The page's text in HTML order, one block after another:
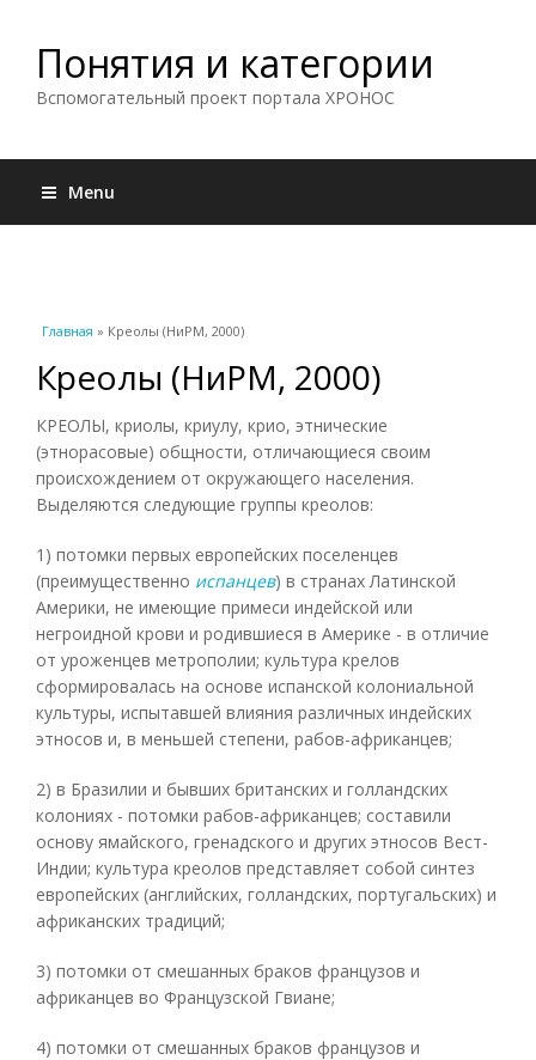
Понятия и категории
Вспомогательный проект портала ХРОНОС
Menu
Вы здесь
Главная » Креолы (НиРМ, 2000)
Креолы (НиРМ, 2000)
КРЕОЛЫ, криолы, криулу, крио, этнические
(этнорасовые) общности, отличающиеся своим
происхождением от окружающего населения.
Выделяются следующие группы креолов:
1) потомки первых европейских поселенцев
(преимущественно испанцев) в странах Латинской
Америки, не имеющие примеси индейской или
негроидной крови и родившиеся в Америке - в отличие
от уроженцев метрополии; культура крелов
сформировалась на основе испанской колониальной
культуры, испытавшей влияния различных индейских
этносов и, в меньшей степени, рабов-африканцев;
2) в Бразилии и бывших британских и голландских
колониях - потомки рабов-африканцев; составили
основу ямайского, гренадского и других этносов Вест-
Индии; культура креолов представляет собой синтез
европейских (английских, голландских, португальских) и
африканских традиций;
3) потомки от смешанных браков французов и
африканцев во Французской Гвиане;
4) потомки от смешанных браков французов и